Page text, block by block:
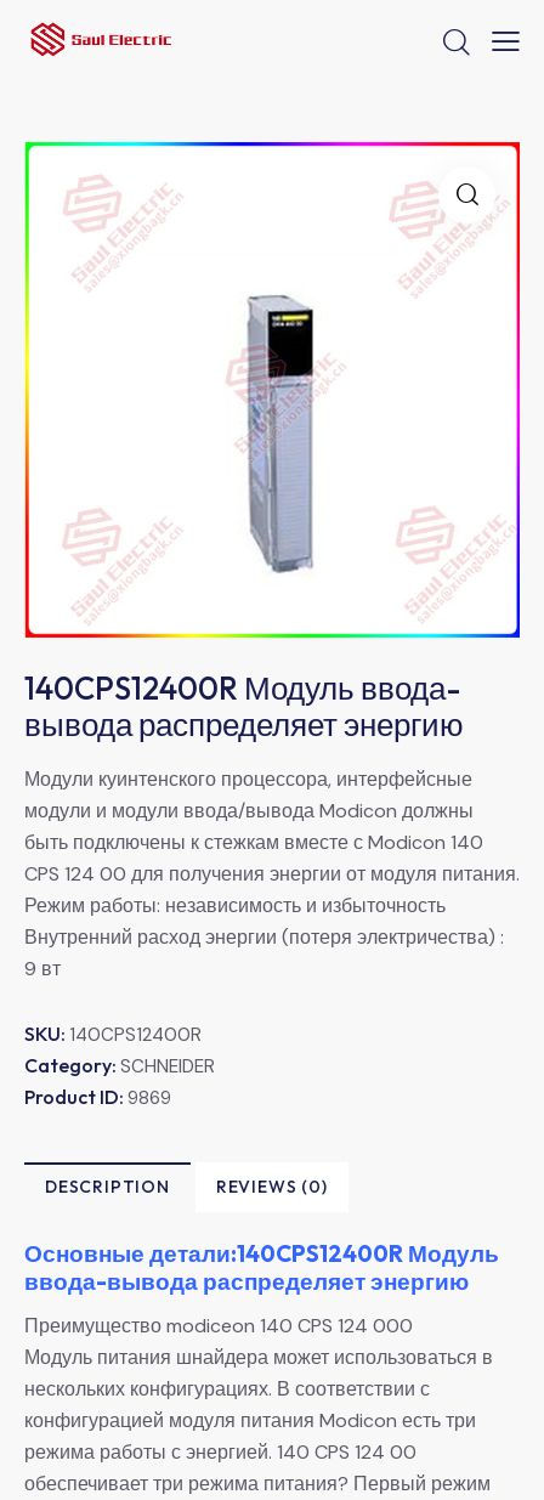
140CPS12400R Модуль ввода-
вывода распределяет энергию
Модули куинтенского процессора, интерфейсные
модули и модули ввода/вывода Modicon должны
быть подключены к стежкам вместе с Modicon 140
CPS 124 00 для получения энергии от модуля питания.
Режим работы: независимость и избыточность
Внутренний расход энергии (потеря электричества) :
9 вт
SKU: 140CPS12400R
Category: SCHNEIDER
Product ID: 9869
DESCRIPTION REVIEWS (0)
Основные детали:140CPS12400R Модуль
ввода-вывода распределяет энергию
Преимущество modiceon 140 CPS 124 000
Модуль питания шнайдера может использоваться в
нескольких конфигурациях. В соответствии с
конфигурацией модуля питания Modicon есть три
режима работы с энергией. 140 CPS 124 00
обеспечивает три режима питания? Первый режим